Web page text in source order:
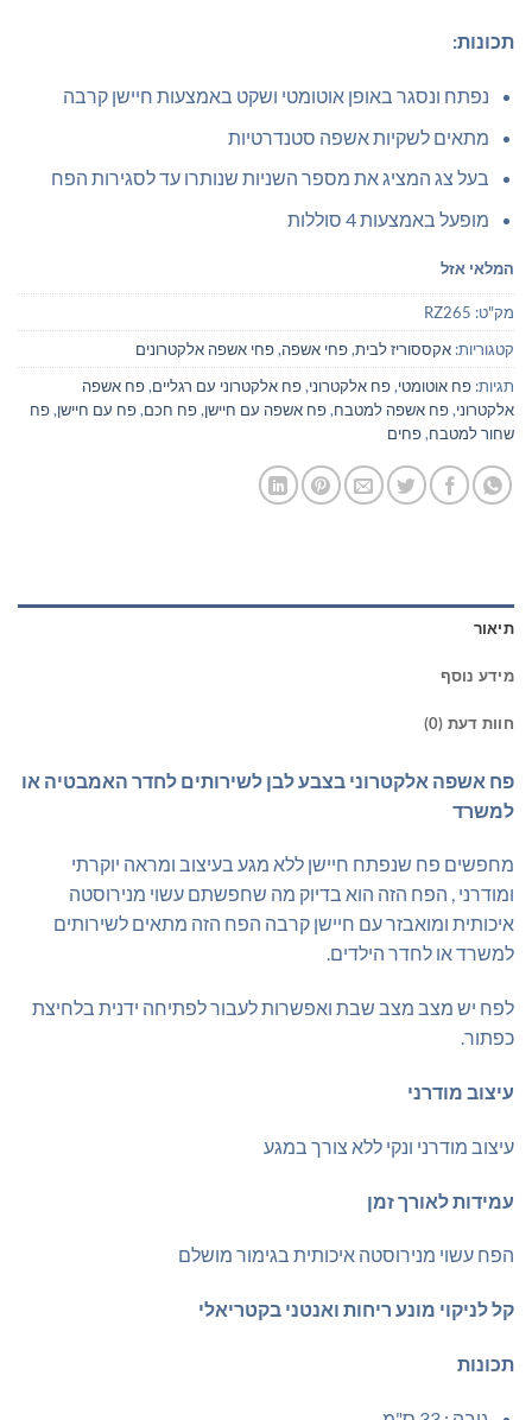
תכונות:
נפתח ונסגר באופן אוטומטי ושקט באמצעות חיישן קרבה
מתאים לשקיות אשפה סטנדרטיות
בעל צג המציג את מספר השניות שנותרו עד לסגירות הפח
מופעל באמצעות 4 סוללות
המלאי אזל
מק"ט: RZ265
קטגוריות: אקססוריז לבית,פחי אשפה,פחי אשפה אלקטרונים
תגיות: פח אוטומטי,פח אלקטרוני,פח אלקטרוני עם רגליים,פח אשפה
אלקטרוני,פח אשפה למטבח,פח אשפה עם חיישן,פח חכם,פח עם חיישן,פח
שחור למטבח,פחים
תיאור
מידע נוסף
חוות דעת (0)
פח אשפה אלקטרוני בצבע לבן לשירותים לחדר האמבטיה או
למשרד
מחפשים פח שנפתח חיישן ללא מגע בעיצוב ומראה יוקרתי
ומודרני , הפח הזה הוא בדיוק מה שחפשתם עשוי מנירוסטה
איכותית ומואבזר עם חיישן קרבה הפח הזה מתאים לשירותים
למשרד או לחדר הילדים.
לפח יש מצב מצב שבת ואפשרות לעבור לפתיחה ידנית בלחיצת
כפתור.
עיצוב מודרני
עיצוב מודרני ונקי ללא צורך במגע
עמידות לאורך זמן
הפח עשוי מנירוסטה איכותית בגימור מושלם
קל לניקוי מונע ריחות ואנטני בקטריאלי
תכונות